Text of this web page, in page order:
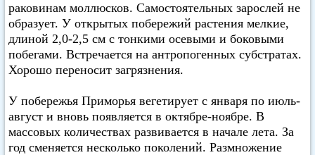
раковинам моллюсков. Самостоятельных зарослей не
образует. У открытых побережий растения мелкие,
длиной 2,0-2,5 см с тонкими осевыми и боковыми
побегами. Встречается на антропогенных субстратах.
Хорошо переносит загрязнения.
У побережья Приморья вегетирует с января по июль-
август и вновь появляется в октябре-ноябре. В
массовых количествах развивается в начале лета. За
год сменяется несколько поколений. Размножение